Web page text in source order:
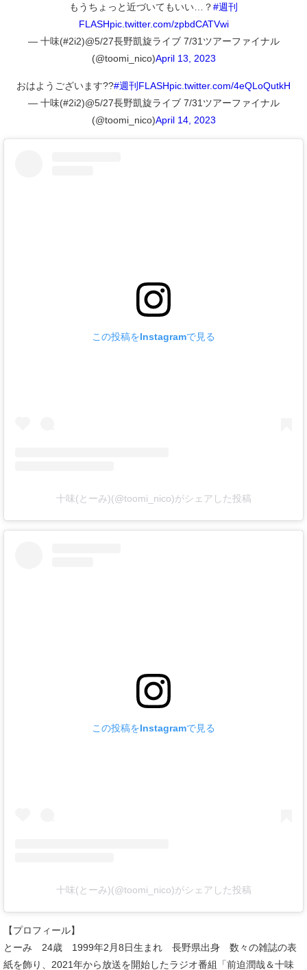
もうちょっと近づいてもいい…？#週刊
FLASHpic.twitter.com/zpbdCATVwi
— 十味(#2i2)@5/27長野凱旋ライブ 7/31ツアーファイナル
(@toomi_nico)April 13, 2023
おはようございます??#週刊FLASHpic.twitter.com/4eQLoQutkH
— 十味(#2i2)@5/27長野凱旋ライブ 7/31ツアーファイナル
(@toomi_nico)April 14, 2023
この投稿をInstagramで見る
十味(とーみ)(@toomi_nico)がシェアした投稿
この投稿をInstagramで見る
十味(とーみ)(@toomi_nico)がシェアした投稿
【プロフィール】
とーみ 24歳 1999年2月8日生まれ 長野県出身 数々の雑誌の表
紙を飾り、2021年から放送を開始したラジオ番組「前迫潤哉＆十味